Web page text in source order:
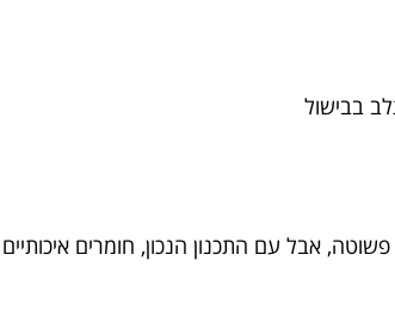
בבישול
אבל עם התכנון הנכון, חומרים